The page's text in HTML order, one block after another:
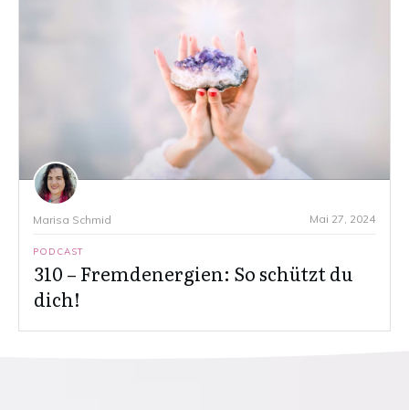
Marisa Schmid Mai 27, 2024
PODCAST
310 – Fremdenergien: So schützt du
dich!